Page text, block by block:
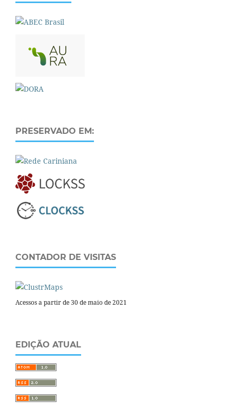
PRESERVADO EM:
CONTADOR DE VISITAS
Acessos a partir de 30 de maio de 2021
EDIÇÃO ATUAL